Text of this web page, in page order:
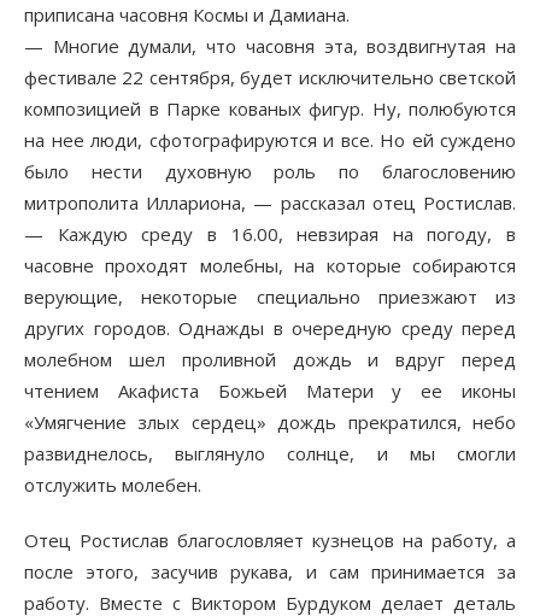
приписана часовня Космы и Дамиана.
— Многие думали, что часовня эта, воздвигнутая на
фестивале 22 сентября, будет исключительно светской
композицией в Парке кованых фигур. Ну, полюбуются
на нее люди, сфотографируются и все. Но ей суждено
было нести духовную роль по благословению
митрополита Иллариона, — рассказал отец Ростислав.
— Каждую среду в 16.00, невзирая на погоду, в
часовне проходят молебны, на которые собираются
верующие, некоторые специально приезжают из
других городов. Однажды в очередную среду перед
молебном шел проливной дождь и вдруг перед
чтением Акафиста Божьей Матери у ее иконы
«Умягчение злых сердец» дождь прекратился, небо
развиднелось, выглянуло солнце, и мы смогли
отслужить молебен.
Отец Ростислав благословляет кузнецов на работу, а
после этого, засучив рукава, и сам принимается за
работу. Вместе с Виктором Бурдуком делает деталь